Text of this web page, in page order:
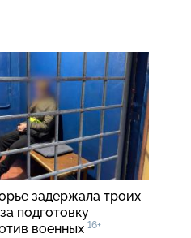
задержала троих
подготовку
военных 16+